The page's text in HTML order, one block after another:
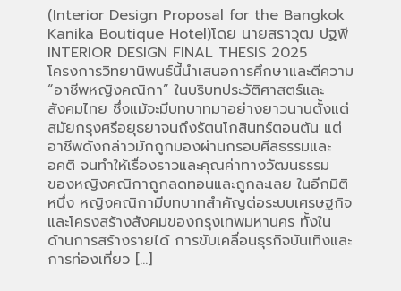
(Interior Design Proposal for the Bangkok
Kanika Boutique Hotel)โดย นายสราวุฒ ปฐพี
INTERIOR DESIGN FINAL THESIS 2025
โครงการวิทยานิพนธ์นี้นำเสนอการศึกษาและตีความ
“อาชีพหญิงคณิกา” ในบริบทประวัติศาสตร์และ
สังคมไทย ซึ่งแม้จะมีบทบาทมาอย่างยาวนานตั้งแต่
สมัยกรุงศรีอยุธยาจนถึงรัตนโกสินทร์ตอนต้น แต่
อาชีพดังกล่าวมักถูกมองผ่านกรอบศีลธรรมและ
อคติ จนทำให้เรื่องราวและคุณค่าทางวัฒนธรรม
ของหญิงคณิกาถูกลดทอนและถูกละเลย ในอีกมิติ
หนึ่ง หญิงคณิกามีบทบาทสำคัญต่อระบบเศรษฐกิจ
และโครงสร้างสังคมของกรุงเทพมหานคร ทั้งใน
ด้านการสร้างรายได้ การขับเคลื่อนธุรกิจบันเทิงและ
การท่องเที่ยว […]